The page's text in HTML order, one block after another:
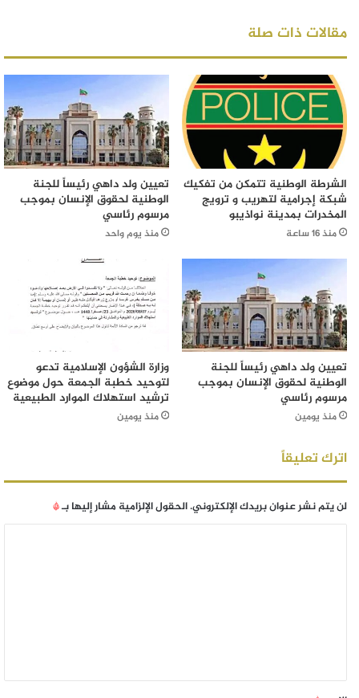
مقالات ذات صلة
الشرطة الوطنية تتمكن من تفكيك
شبكة إجرامية لتهريب و ترويج
المخدرات بمدينة نواذيبو
منذ 16 ساعة
تعيين ولد داهي رئيساً للجنة
الوطنية لحقوق الإنسان بموجب
مرسوم رئاسي
منذ يوم واحد
تعيين ولد داهي رئيساً للجنة
الوطنية لحقوق الإنسان بموجب
مرسوم رئاسي
منذ يومين
وزارة الشؤون الإسلامية تدعو
لتوحيد خطبة الجمعة حول موضوع
ترشيد استهلاك الموارد الطبيعية
منذ يومين
اترك تعليقاً
لن يتم نشر عنوان بريدك الإلكتروني.الحقول الإلزامية مشار إليها بـ*